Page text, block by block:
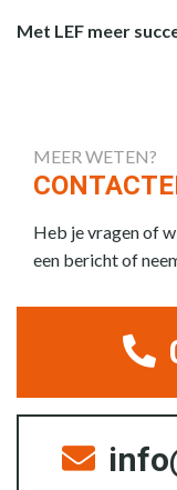
Met LEF meer
MEER WETEN?
Heb je vragen of
een bericht of